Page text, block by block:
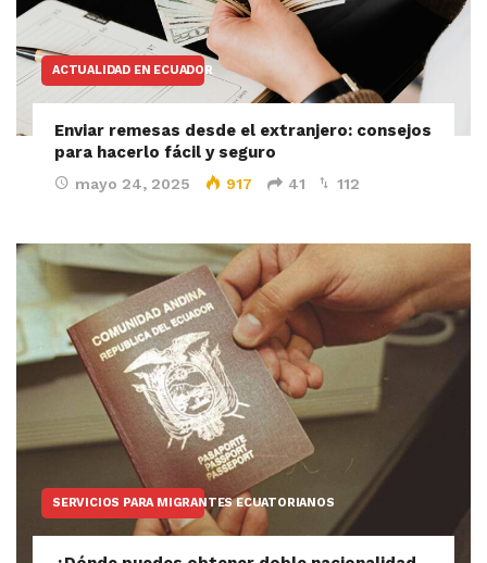
ACTUALIDAD EN ECUADOR
Enviar remesas desde el extranjero: consejos
para hacerlo fácil y seguro
mayo 24, 2025 917 41 112
SERVICIOS PARA MIGRANTES ECUATORIANOS